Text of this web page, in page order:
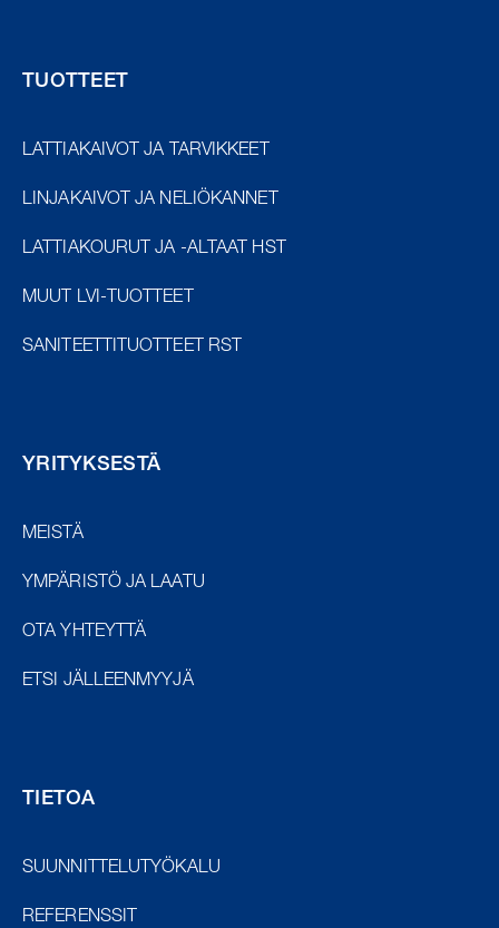
TUOTTEET
LATTIAKAIVOT JA TARVIKKEET
LINJAKAIVOT JA NELIÖKANNET
LATTIAKOURUT JA -ALTAAT HST
MUUT LVI-TUOTTEET
SANITEETTITUOTTEET RST
YRITYKSESTÄ
MEISTÄ
YMPÄRISTÖ JA LAATU
OTA YHTEYTTÄ
ETSI JÄLLEENMYYJÄ
TIETOA
SUUNNITTELUTYÖKALU
REFERENSSIT